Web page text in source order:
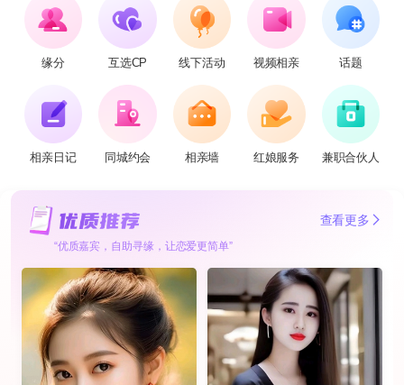
缘分 互选CP 线下活动 视频相亲 话题
相亲日记 同城约会 相亲墙 红娘服务 兼职合伙人
查看更多
“优质嘉宾，自助寻缘，让恋爱更简单”